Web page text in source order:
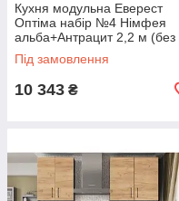
Кухня модульна Еверест
Оптіма набір №4 Німфея
альба+Антрацит 2,2 м (без
стільниці) (DTM-5707)
Під замовлення
10 343 ₴